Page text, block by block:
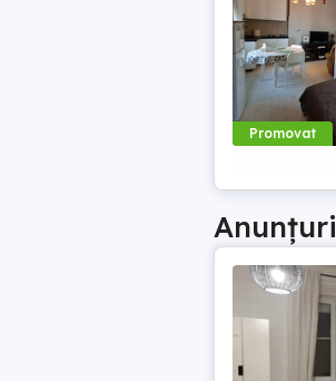
Promovat
Anunțuri